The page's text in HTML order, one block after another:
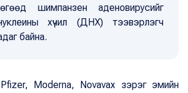
шимпанзен аденовирусийг
хүчил (ДНХ) тээвэрлэгч
байна.
Moderna, Novavax зэрэг эмийн